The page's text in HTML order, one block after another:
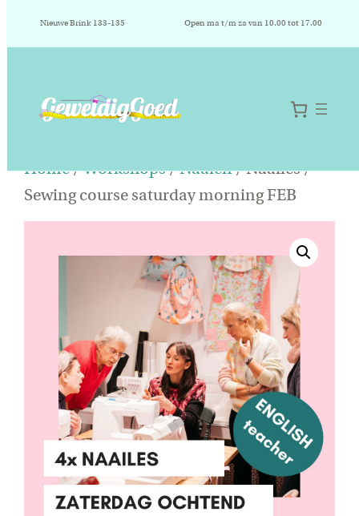
naar
inhoud
Nieuwe Brink 133-135 Open ma t/m za van 10.00 tot 17.00
Home/Workshops/Naaien/ Naailes /
Sewing course saturday morning FEB